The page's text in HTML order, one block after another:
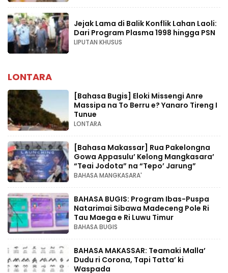
Jejak Lama di Balik Konflik Lahan Laoli:
Dari Program Plasma 1998 hingga PSN
LIPUTAN KHUSUS
LONTARA
[Bahasa Bugis] ‎Eloki Missengi Anre
Massipa na To Berru e? Yanaro Tireng I
Tunue
LONTARA
[Bahasa Makassar] Rua Pakelongna
Gowa Appasulu’ Kelong Mangkasara’
“Teai Jodota” na “Tepo’ Jarung”
BAHASA MANGKASARA'
BAHASA BUGIS: Program Ibas-Puspa
Natarimai Sibawa Madeceng Pole Ri
Tau Maega e Ri Luwu Timur
BAHASA BUGIS
BAHASA MAKASSAR: Teamaki Malla’
Dudu ri Corona, Tapi Tatta’ ki
Waspada